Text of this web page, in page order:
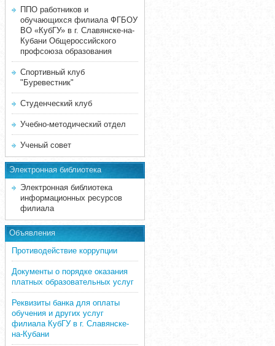
ППО работников и
обучающихся филиала ФГБОУ
ВО «КубГУ» в г. Славянске-на-
Кубани Общероссийского
профсоюза образования
Спортивный клуб
"Буревестник"
Студенческий клуб
Учебно-методический отдел
Ученый совет
Электронная библиотека
Электронная библиотека
информационных ресурсов
филиала
Объявления
Противодействие коррупции
Документы о порядке оказания
платных образовательных услуг
Реквизиты банка для оплаты
обучения и других услуг
филиала КубГУ в г. Славянске-
на-Кубани